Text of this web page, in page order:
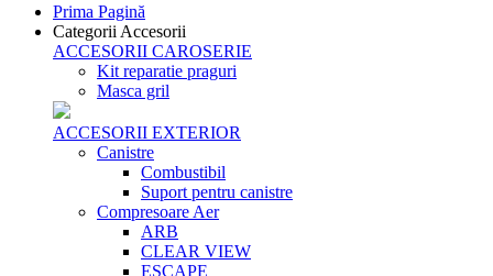
Prima Pagină
Categorii Accesorii
ACCESORII CAROSERIE
Kit reparatie praguri
Masca gril
ACCESORII EXTERIOR
Canistre
Combustibil
Suport pentru canistre
Compresoare Aer
ARB
CLEAR VIEW
ESCAPE